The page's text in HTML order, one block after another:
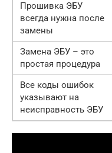
Прошивка ЭБУ
всегда нужна после
замены
Замена ЭБУ – это
простая процедура
Все коды ошибок
указывают на
неисправность ЭБУ